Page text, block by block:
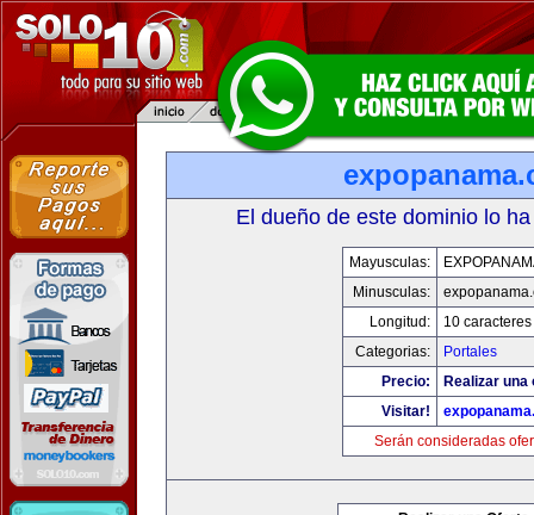
El dueño de este dominio lo
Mayusculas:
Minusculas:
Longitud:
10 caracteres
Categorias:
Portales
Precio:
Realizar una
Visitar!
Serán consideradas